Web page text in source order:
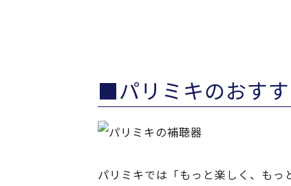
■パリミキのおす
パリミキでは「もっと楽しく、も